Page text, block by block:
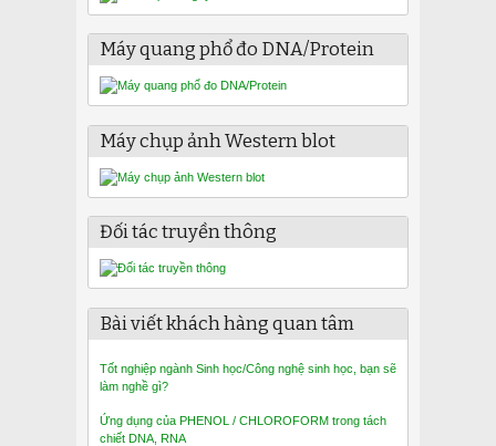
Máy quang phổ đo DNA/Protein
Máy chụp ảnh Western blot
Đối tác truyền thông
Bài viết khách hàng quan tâm
Tốt nghiệp ngành Sinh học/Công nghệ sinh học, bạn sẽ
làm nghề gì?
Ứng dụng của PHENOL / CHLOROFORM trong tách
chiết DNA, RNA